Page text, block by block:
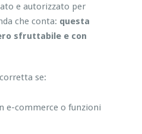
e autorizzato per
che conta: questa
sfruttabile e con
se:
e-commerce o funzioni